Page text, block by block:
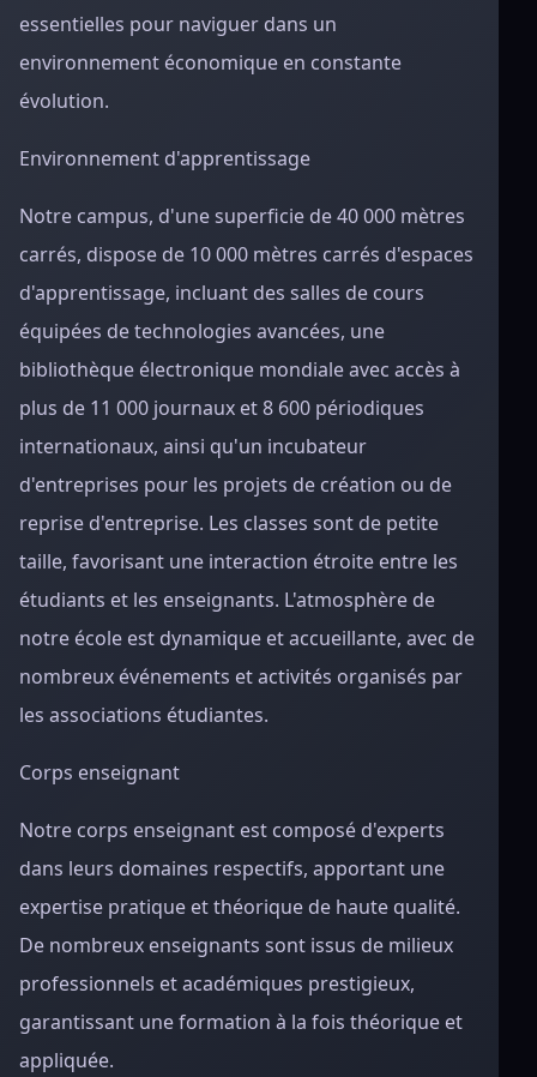
essentielles pour naviguer dans un
environnement économique en constante
évolution.
Environnement d'apprentissage
Notre campus, d'une superficie de 40 000 mètres
carrés, dispose de 10 000 mètres carrés d'espaces
d'apprentissage, incluant des salles de cours
équipées de technologies avancées, une
bibliothèque électronique mondiale avec accès à
plus de 11 000 journaux et 8 600 périodiques
internationaux, ainsi qu'un incubateur
d'entreprises pour les projets de création ou de
reprise d'entreprise. Les classes sont de petite
taille, favorisant une interaction étroite entre les
étudiants et les enseignants. L'atmosphère de
notre école est dynamique et accueillante, avec de
nombreux événements et activités organisés par
les associations étudiantes.
Corps enseignant
Notre corps enseignant est composé d'experts
dans leurs domaines respectifs, apportant une
expertise pratique et théorique de haute qualité.
De nombreux enseignants sont issus de milieux
professionnels et académiques prestigieux,
garantissant une formation à la fois théorique et
appliquée.